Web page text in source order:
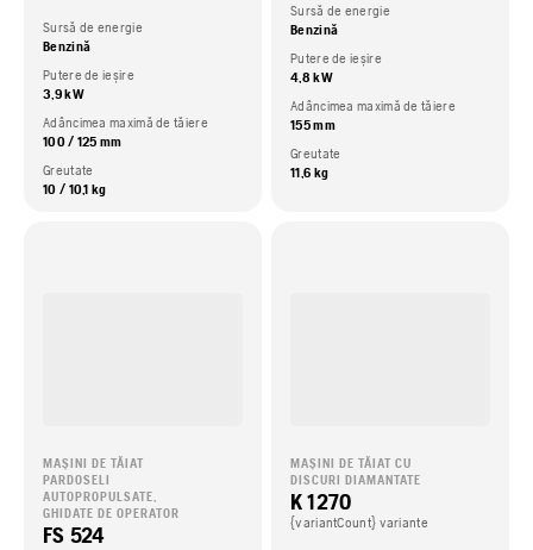
Sursă de energie
Benzină
Putere de ieșire
3,9 kW
Adâncimea maximă de tăiere
100 / 125 mm
Greutate
10 / 10,1 kg
Sursă de energie
Benzină
Putere de ieșire
4,8 kW
Adâncimea maximă de tăiere
155 mm
Greutate
11,6 kg
MAȘINI DE TĂIAT
PARDOSELI
AUTOPROPULSATE,
GHIDATE DE OPERATOR
FS 524
MAȘINI DE TĂIAT CU
DISCURI DIAMANTATE
K 1270
{variantCount} variante